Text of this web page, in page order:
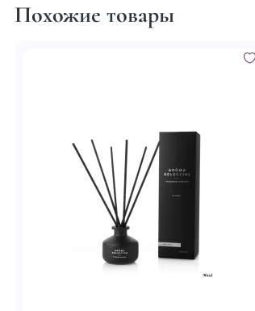
Похожие товары